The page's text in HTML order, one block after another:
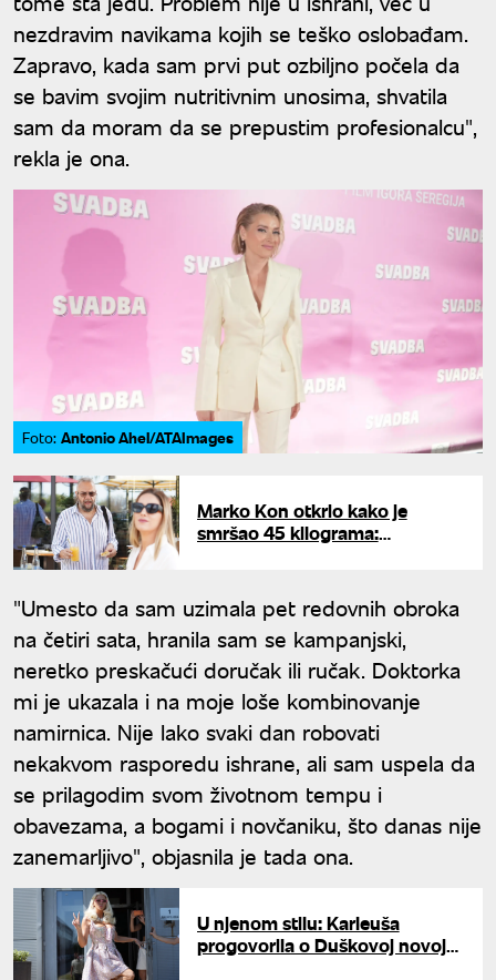
nezdravim navikama kojih se teško oslobađam.
Zapravo, kada sam prvi put ozbiljno počela da
se bavim svojim nutritivnim unosima, shvatila
sam da moram da se prepustim profesionalcu",
rekla je ona.
Foto: Antonio Ahel/ATAImages
Marko Kon otkrio kako je
smršao 45 kilograma:
"Umesto da sam uzimala pet redovnih obroka
na četiri sata, hranila sam se kampanjski,
neretko preskačući doručak ili ručak. Doktorka
mi je ukazala i na moje loše kombinovanje
namirnica. Nije lako svaki dan robovati
nekakvom rasporedu ishrane, ali sam uspela da
se prilagodim svom životnom tempu i
obavezama, a bogami i novčaniku, što danas nije
zanemarljivo", objasnila je tada ona.
U njenom stilu: Karleuša
progovorila o Duškovoj novoj